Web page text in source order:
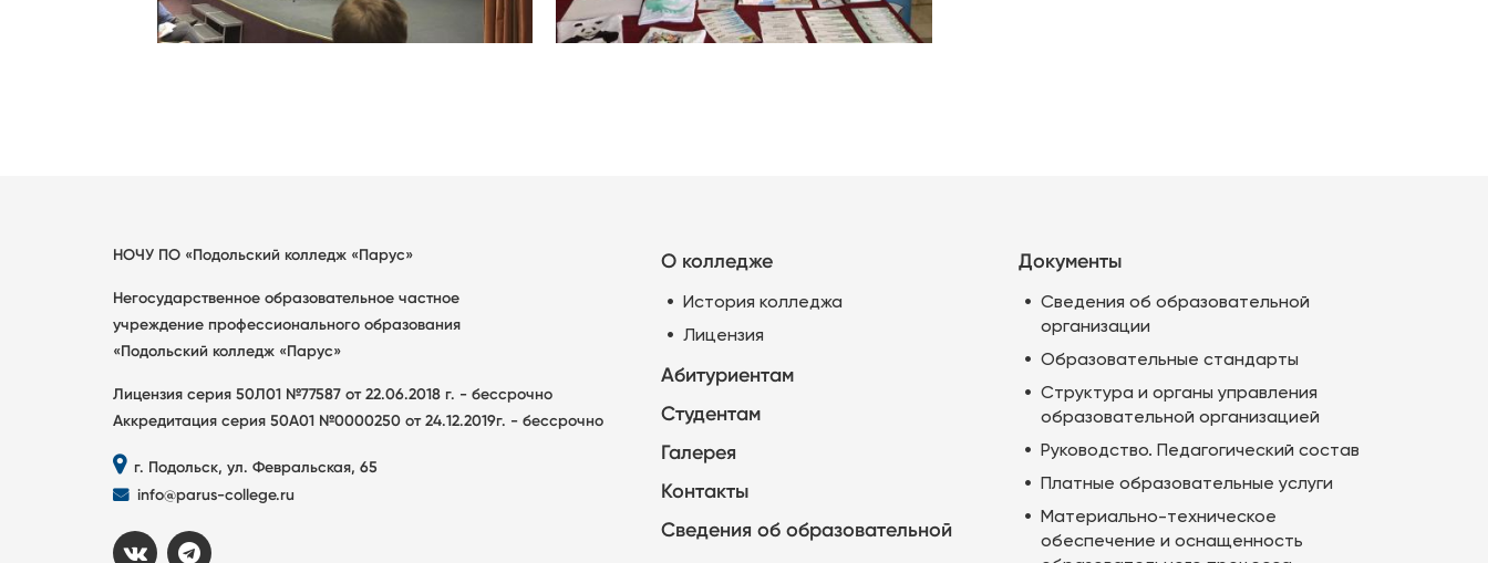
НОЧУ ПО «Подольский колледж «Парус»
Негосударственное образовательное частное
учреждение профессионального образования
«Подольский колледж «Парус»
Лицензия серия 50Л01 №77587 от 22.06.2018 г. - бессрочно
Аккредитация серия 50А01 №0000250 от 24.12.2019г. - бессрочно
г. Подольск, ул. Февральская, 65
info@parus-college.ru
О колледже
История колледжа
Лицензия
Документы
Сведения об образовательной
организации
Образовательные стандарты
Структура и органы управления
образовательной организацией
Руководство. Педагогический состав
Платные образовательные услуги
Материально-техническое
обеспечение и оснащенность
Абитуриентам
Студентам
Галерея
Контакты
Сведения об образовательной